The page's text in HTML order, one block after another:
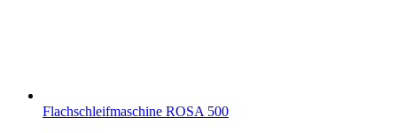
Flachschleifmaschine ROSA 500